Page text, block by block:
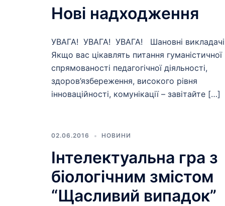
Нові надходження
УВАГА! УВАГА! УВАГА! Шановні
Якщо вас цікавлять питання гуманістичної
спрямованості педагогічної діяльності,
здоров’язбереження, високого рівня
інноваційності, комунікації – завітайте […]
02.06.2016 НОВИНИ
Інтелектуальна гра з
біологічним змістом
“Щасливий випадок”